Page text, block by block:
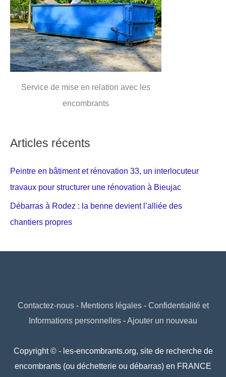
Service de mise en relation avec les
encombrants
Articles récents
Peintre en bâtiment et rénovation 33, un interlocuteur
travaux pour structurer une rénovation à Bieujac
Débarras à Rodez : la benne devient l’alliée des
chantiers propres
Contactez-nous- Mentions légales- Confidentialité et
Informations personnelles -Ajouter un nouveau
Copyright © - les-encombrants.org, site de recherche de
encombrants (ou déchetterie ou débarras) en FRANCE